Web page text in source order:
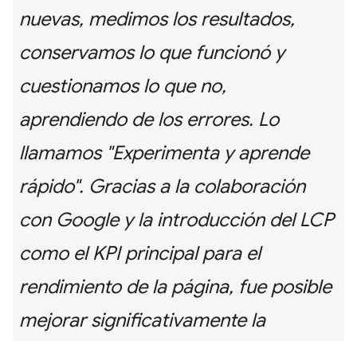
nuevas, medimos los resultados,
conservamos lo que funcionó y
cuestionamos lo que no,
aprendiendo de los errores. Lo
llamamos "Experimenta y aprende
rápido". Gracias a la colaboración
con Google y la introducción del LCP
como el KPI principal para el
rendimiento de la página, fue posible
mejorar significativamente la